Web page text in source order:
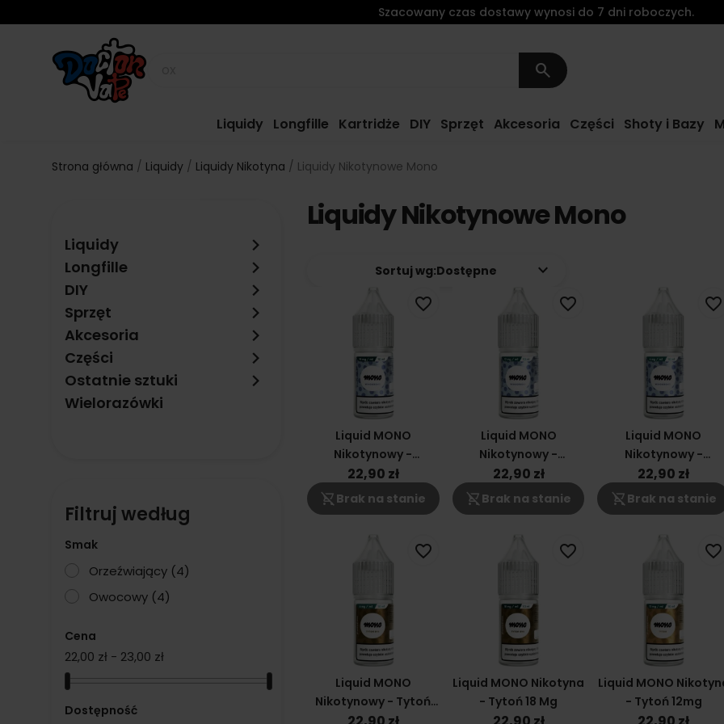
search
Liquidy Longfille Kartridże DIY Sprzęt Akcesoria Części Shoty i Bazy
Szacowany czas dostawy wynosi do 7 dni roboczych.
Strona główna Liquidy Liquidy Nikotyna Liquidy Nikotynowe Mono
Liquidy keyboard_arrow_right
Longfille keyboard_arrow_right
DIY keyboard_arrow_right
Sprzęt keyboard_arrow_right
Akcesoria keyboard_arrow_right
Części keyboard_arrow_right
Ostatnie sztuki keyboard_arrow_right
Wielorazówki
Filtruj według
Smak
Orzeźwiający (4)
Owocowy (4)
Cena
22,00 zł - 23,00 zł
Dostępność
Liquidy Nikotynowe Mono
Sortuj wg:Dostępne keyboard_arrow_down
Liquid MONO
Nikotynowy -
Winogrono 18mg
22,90 zł
shopping_cart_off Brak na stanie
favorite_border
Liquid MONO
Nikotynowy -
Winogrono 12mg
22,90 zł
shopping_cart_off Brak na stanie
favorite_border
Liquid MONO
Nikotynowy -
Winogrono 6mg
22,90 zł
shopping_cart_off Brak na stanie
favorite_border
Liquid MONO
Nikotynowy - Tytoń
RY4 6mg
favorite_border
Liquid MONO Nikotyna
- Tytoń 18 Mg
favorite_border
Liquid MONO
- Tytoń 12mg
favorite_border